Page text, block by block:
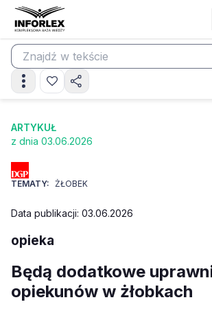
ARTYKUŁ
z dnia 03.06.2026
TEMATY: ŻŁOBEK
Data publikacji: 03.06.2026
opieka
Będą dodatkowe
opiekunów w żłobkach